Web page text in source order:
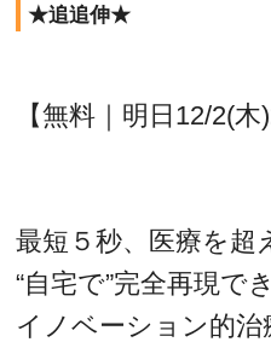
★追追伸★
【無料｜明日12/2(木
最短５秒、医療を超
“自宅で”完全再現で
イノベーション的治